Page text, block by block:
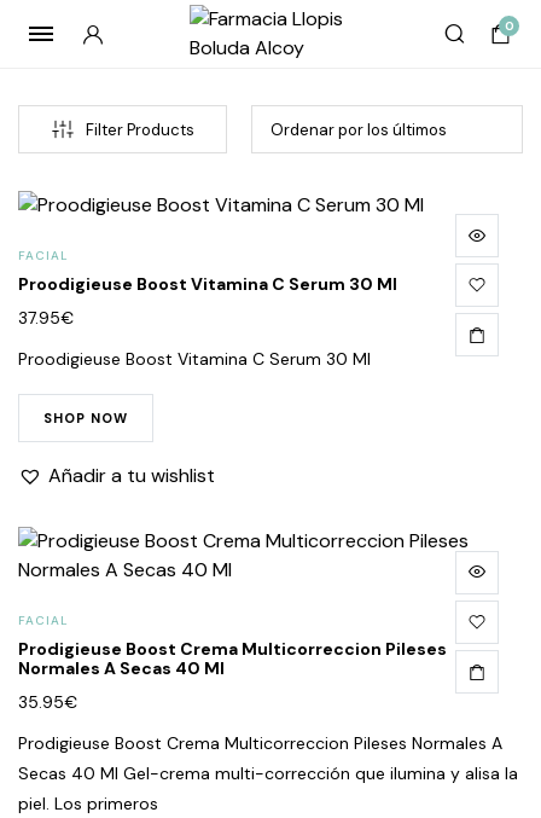
0
Filter Products
FACIAL
Proodigieuse Boost Vitamina C Serum 30 Ml
37.95€
Proodigieuse Boost Vitamina C Serum 30 Ml
SHOP NOW
Añadir a tu wishlist
FACIAL
Prodigieuse Boost Crema Multicorreccion Pileses
Normales A Secas 40 Ml
35.95€
Prodigieuse Boost Crema Multicorreccion Pileses Normales A
Secas 40 Ml Gel-crema multi-corrección que ilumina y alisa la
piel. Los primeros